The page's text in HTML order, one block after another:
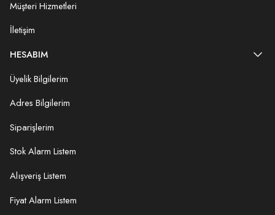
Müşteri Hizmetleri
İletişim
HESABIM
Üyelik Bilgilerim
Adres Bilgilerim
Siparişlerim
Stok Alarm Listem
Alışveriş Listem
Fiyat Alarm Listem